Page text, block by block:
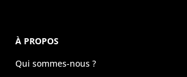
À PROPOS
Qui sommes-nous ?